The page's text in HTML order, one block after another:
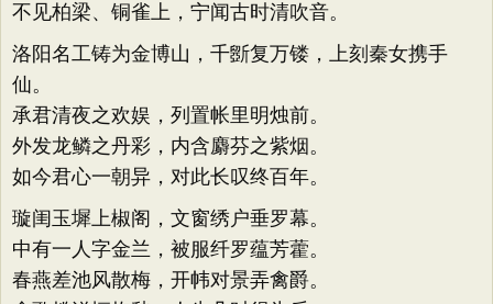
不见柏梁、铜雀上，宁闻古时清吹音。
洛阳名工铸为金博山，千斵复万镂，上刻秦女携手
仙。
承君清夜之欢娱，列置帐里明烛前。
外发龙鳞之丹彩，内含麝芬之紫烟。
如今君心一朝异，对此长叹终百年。
璇闺玉墀上椒阁，文窗绣户垂罗幕。
中有一人字金兰，被服纤罗蕴芳藿。
春燕差池风散梅，开帏对景弄禽爵。